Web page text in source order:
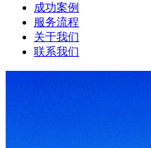
成功案例
服务流程
关于我们
联系我们